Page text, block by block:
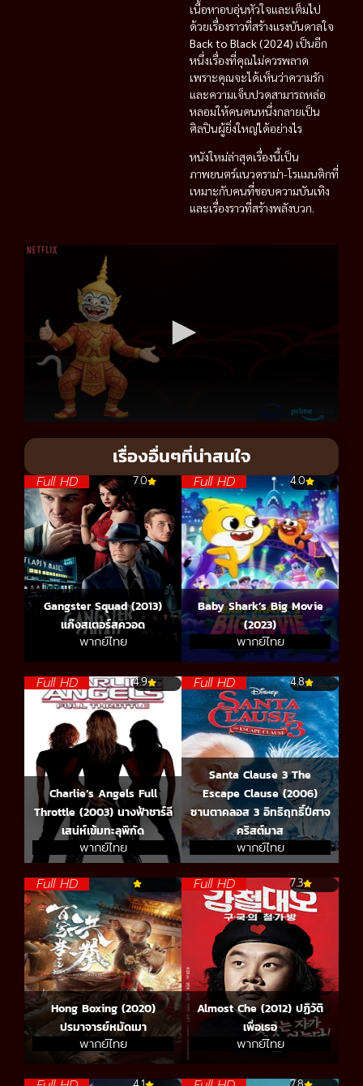
เนื้อหาอบอุ่นหัวใจและเต็มไป
ด้วยเรื่องราวที่สร้างแรงบันดาลใจ
Back to Black (2024) เป็นอีก
หนึ่งเรื่องที่คุณไม่ควรพลาด
เพราะคุณจะได้เห็นว่าความรัก
และความเจ็บปวดสามารถหล่อ
หลอมให้คนคนหนึ่งกลายเป็น
ศิลปินผู้ยิ่งใหญ่ได้อย่างไร
หนังใหม่ล่าสุดเรื่องนี้เป็น
ภาพยนตร์แนวดราม่า-โรแมนติกที่
เหมาะกับคนที่ชอบความบันเทิง
และเรื่องราวที่สร้างพลังบวก.
เรื่องอื่นๆที่น่าสนใจ
Full HD 7.0
Gangster Squad (2013)
แก๊งสเตอร์สควอด
พากย์ไทย
Full HD 4.0
Baby Shark’s Big Movie
(2023)
พากย์ไทย
Full HD 4.9
Charlie’s Angels Full
Throttle (2003) นางฟ้าชาร์ลี
เสน่ห์เข้มทะลุพิกัด
พากย์ไทย
Full HD 4.8
Santa Clause 3 The
Escape Clause (2006)
ซานตาคลอส 3 อิทธิฤทธิ์ปีศาจ
คริสต์มาส
พากย์ไทย
Full HD
Hong Boxing (2020)
ปรมาจารย์หมัดเมา
พากย์ไทย
Full HD 7.3
Almost Che (2012) ปฏิวัติ
เพื่อเธอ
พากย์ไทย